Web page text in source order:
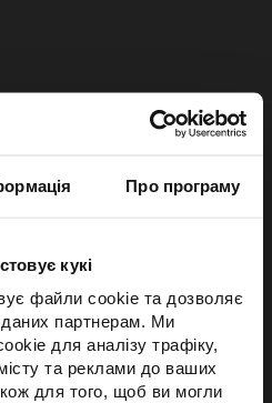
Про програму
кукі
файли cookie та дозволяє
партнерам. Ми
для аналізу трафіку,
та реклами до ваших
для того, щоб ви могли